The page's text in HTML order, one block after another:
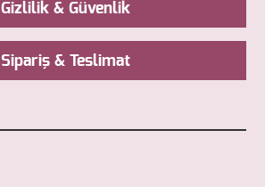
Gizlilik & Güvenlik
Sipariş & Teslimat